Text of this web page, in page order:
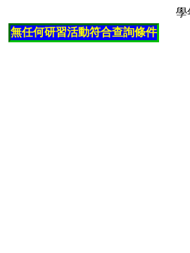
學
無任何研習活動符合查詢條件